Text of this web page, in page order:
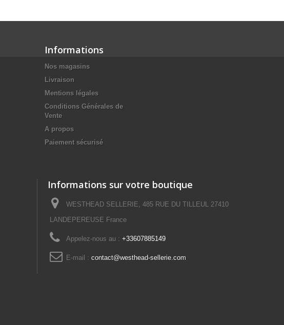
Informations
Nos magasins
Livraison
Mentions légales
Conditions Générales de
Vente
A propos
Paiement sécurisé
Informations sur votre boutique
WESTHEAD SELLERIE, 485 RUE DU TILLEUL 27410
LANDEPEREUSE France
Appelez-nous au : +33607885149
E-mail : contact@westhead-sellerie.com